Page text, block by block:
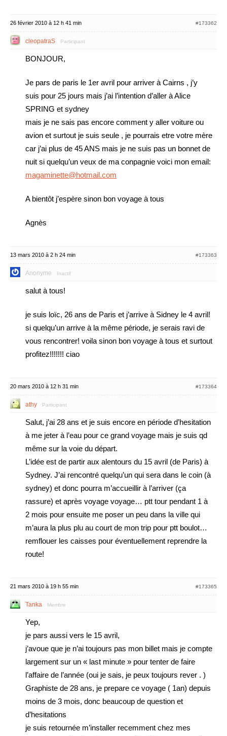
26 février 2010 à 12 h 41 min #173362
cleopatraS Participant
BONJOUR,
Je pars de paris le 1er avril pour arriver à Cairns , j’y
suis pour 25 jours mais j’ai l’intention d’aller à Alice
SPRING et sydney
mais je ne sais pas encore comment y aller voiture ou
avion et surtout je suis seule , je pourrais etre votre mère
car j’ai plus de 45 ANS mais je ne suis pas un bonnet de
nuit si quelqu’un veux de ma conpagnie voici mon email:
magaminette@hotmail.com
A bientôt j’espère sinon bon voyage à tous
Agnès
13 mars 2010 à 2 h 24 min #173363
Anonyme Inactif
salut à tous!
je suis loïc, 26 ans de Paris et j’arrive à Sidney le 4 avril!
si quelqu’un arrive à la même période, je serais ravi de
vous rencontrer! voila sinon bon voyage à tous et surtout
profitez!!!!!!! ciao
20 mars 2010 à 12 h 31 min #173364
athy Participant
Salut, j’ai 28 ans et je suis encore en période d’hesitation
à me jeter à l’eau pour ce grand voyage mais je suis qd
même sur la voie du départ.
L’idée est de partir aux alentours du 15 avril (de Paris) à
Sydney. J’ai rencontré quelqu’un qui sera dans le coin (à
sydney) et donc pourra m’accueillir à l’arriver (ça
rassure) et après voyage voyage… ptt tour pendant 1 à
2 mois pour ensuite me poser un peu dans la ville qui
m’aura la plus plu au court de mon trip pour ptt boulot…
remflouer les caisses pour éventuellement reprendre la
route!
21 mars 2010 à 19 h 55 min #173365
Tanka Membre
Yep,
je pars aussi vers le 15 avril,
j’avoue que je n’ai toujours pas mon billet mais je compte
largement sur un « last minute » pour tenter de faire
l’affaire de l’année (oui je sais, je peux toujours rever . )
Graphiste de 28 ans, je prepare ce voyage ( 1an) depuis
moins de 3 mois, donc beaucoup de question et
d’hesitations
je suis retournée m’installer recemment chez mes